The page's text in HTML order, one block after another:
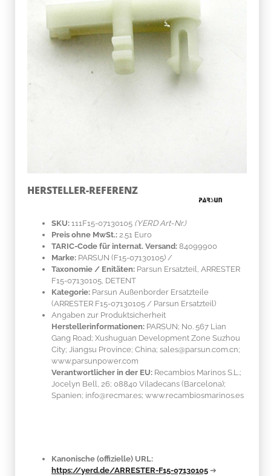
HERSTELLER-REFERENZ
SKU: 111F15-07130105 (YERD Art-Nr.)
Preis ohne MwSt.: 2.51 Euro
TARIC-Code für internat. Versand: 84099900
Marke: PARSUN (F15-07130105) /
Taxonomie / Enitäten: Parsun Ersatzteil, ARRESTER
F15-07130105, DETENT
Kategorie: Parsun Außenborder Ersatzteile
(ARRESTER F15-07130105 / Parsun Ersatzteil)
Angaben zur Produktsicherheit
Herstellerinformationen: PARSUN; No. 567 Lian
Gang Road; Xushuguan Development Zone Suzhou
City; Jiangsu Province; China; sales@parsun.com.cn;
www.parsunpower.com
Verantwortlicher in der EU: Recambios Marinos S.L.;
Jocelyn Bell, 26; 08840 Viladecans (Barcelona);
Spanien; info@recmar.es; www.recambiosmarinos.es
Kanonische (offizielle) URL:
https://yerd.de/ARRESTER-F15-07130105 ➔